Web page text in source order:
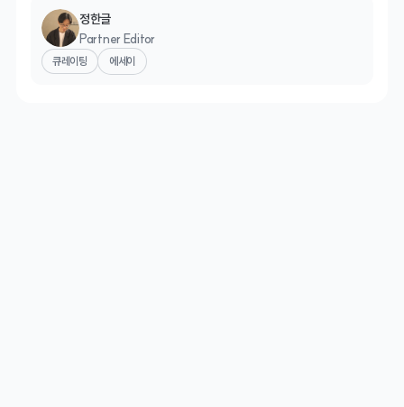
정한글
Partner Editor
큐레이팅 에세이